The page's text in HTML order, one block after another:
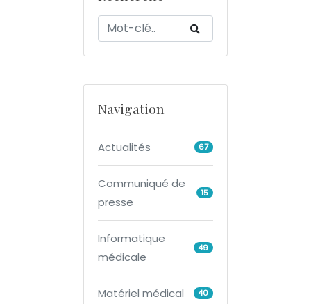
Navigation
Actualités 67
Communiqué de
presse
15
Informatique
médicale
49
Matériel médical 40